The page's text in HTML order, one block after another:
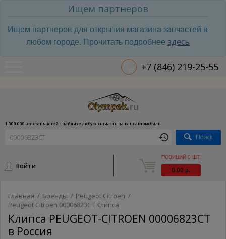
Ищем партнеров
Ищем партнеров для открытия магазина запчастей в
любом городе. Прочитать подробнее здесь
+7 (846) 219-25-55
1.000.000 автозапчастей - найдите любую запчасть на ваш автомобиль
Поиск
Войти
ПОЗИЦИЙ 0 ШТ.
0.00 р.
Главная / Бренды / Peugeot Citroen /
Peugeot Citroen 00006823CT Клипса
Клипса PEUGEOT-CITROEN 00006823CT
в Россия